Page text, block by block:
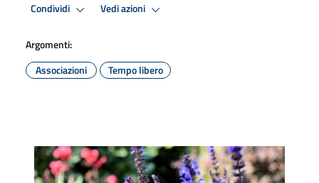
Condividi Vedi azioni
Argomenti:
Associazioni
Tempo libero